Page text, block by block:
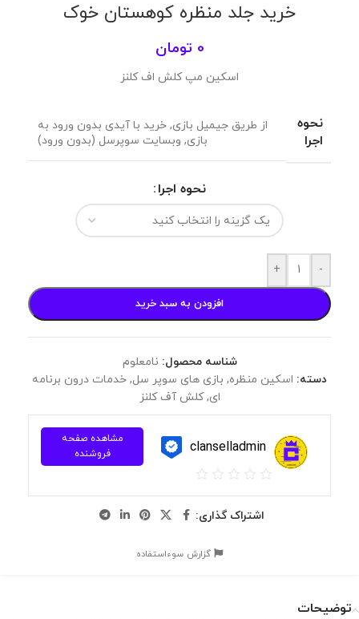
خرید جلد منظره کوهستان خوک
0 تومان
اسکین مپ کلش اف کلنز
نحوه
اجرا
از طریق جیمیل بازی, خرید با آیدی بدون ورود به
بازی, وبسایت سوپرسل (بدون ورود)
نحوه اجرا
-
+
افزودن به سبد خرید
شناسه محصول: نامعلوم
دسته: اسکین منظره, بازی های سوپر سل, خدمات درون برنامه
ای, کلش آف کلنز
clanselladmin
مشاهده صفحه
فروشنده
اشتراک گذاری:
گزارش سوءاستفاده
توضیحات